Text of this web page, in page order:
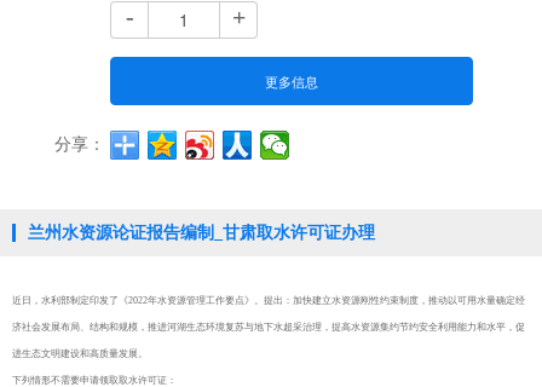
- +
更多信息
分享：
兰州水资源论证报告编制_甘肃取水许可证办理
近日，水利部制定印发了《2022年水资源管理工作要点》。提出：加快建立水资源刚性约束制度，推动以可用水量确定经
济社会发展布局、结构和规模，推进河湖生态环境复苏与地下水超采治理，提高水资源集约节约安全利用能力和水平，促
进生态文明建设和高质量发展。
下列情形不需要申请领取取水许可证：